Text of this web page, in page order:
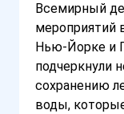
Всемирный
мероприятий
Нью-Йорке и
подчеркнули
сохранению
воды,